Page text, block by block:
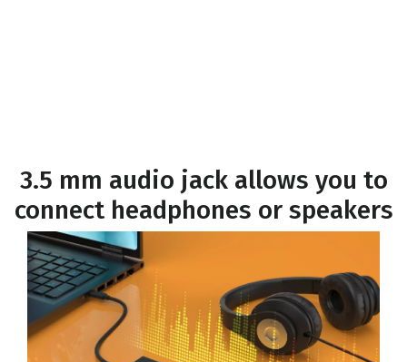
3.5 mm audio jack allows you to
connect headphones or speakers